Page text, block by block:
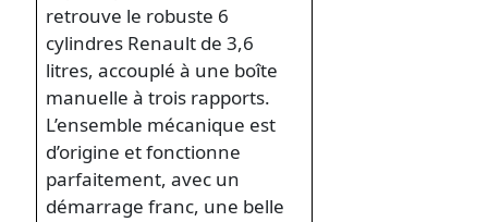
retrouve le robuste 6
cylindres Renault de 3,6
litres, accouplé à une boîte
manuelle à trois rapports.
L’ensemble mécanique est
d’origine et fonctionne
parfaitement, avec un
démarrage franc, une belle